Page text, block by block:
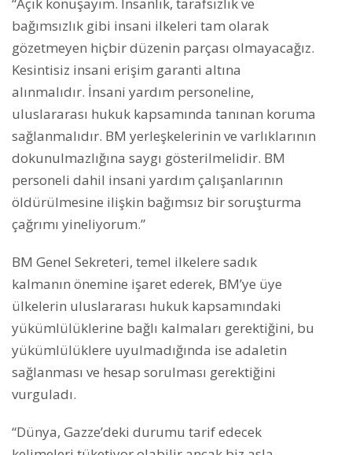
“Açık konuşayım. İnsanlık, tarafsızlık ve
bağımsızlık gibi insani ilkeleri tam olarak
gözetmeyen hiçbir düzenin parçası olmayacağız.
Kesintisiz insani erişim garanti altına
alınmalıdır. İnsani yardım personeline,
uluslararası hukuk kapsamında tanınan koruma
sağlanmalıdır. BM yerleşkelerinin ve varlıklarının
dokunulmazlığına saygı gösterilmelidir. BM
personeli dahil insani yardım çalışanlarının
öldürülmesine ilişkin bağımsız bir soruşturma
çağrımı yineliyorum.”
BM Genel Sekreteri, temel ilkelere sadık
kalmanın önemine işaret ederek, BM’ye üye
ülkelerin uluslararası hukuk kapsamındaki
yükümlülüklerine bağlı kalmaları gerektiğini, bu
yükümlülüklere uyulmadığında ise adaletin
sağlanması ve hesap sorulması gerektiğini
vurguladı.
“Dünya, Gazze’deki durumu tarif edecek